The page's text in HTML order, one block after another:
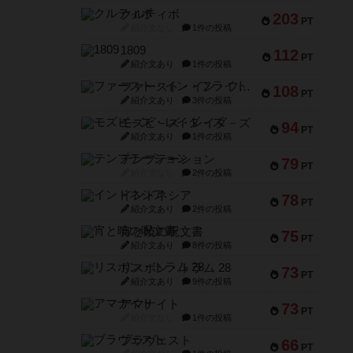
203 PT
クルティボ
1件の投稿
112 PT
1809
紹介文あり 1件の投稿
108 PT
ファースト・イン・フライト
紹介文あり 3件の投稿
94 PT
モズビ－ズ・レイダ－ズ
紹介文あり 1件の投稿
79 PT
テンプテーション
2件の投稿
78 PT
インドネシア
紹介文あり 2件の投稿
75 PT
宵と暁の呪文書
紹介文あり 8件の投稿
73 PT
リスボン・トラム 28
紹介文あり 9件の投稿
73 PT
アマナイト
1件の投稿
66 PT
ブラヴェスト